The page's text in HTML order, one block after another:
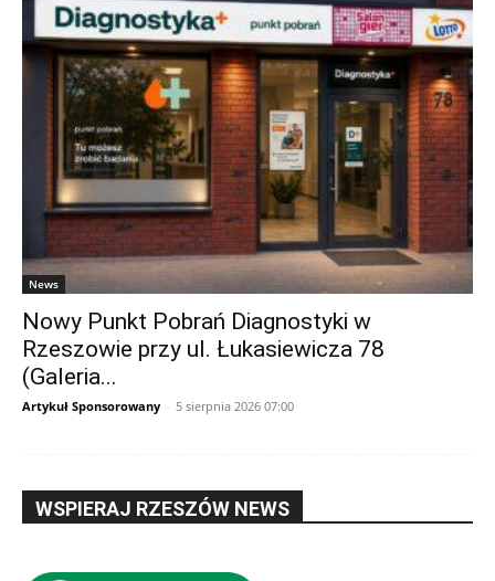
News
Nowy Punkt Pobrań Diagnostyki w
Rzeszowie przy ul. Łukasiewicza 78
(Galeria...
Artykuł Sponsorowany - 5 sierpnia 2026 07:00
WSPIERAJ RZESZÓW NEWS